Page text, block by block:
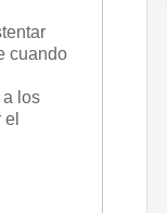
cuando
los